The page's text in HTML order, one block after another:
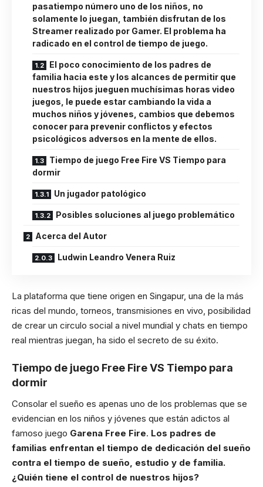
pasatiempo número uno de los niños, no
solamente lo juegan, también disfrutan de los
Streamer realizado por Gamer. El problema ha
radicado en el control de tiempo de juego.
El poco conocimiento de los padres de
familia hacia este y los alcances de permitir que
nuestros hijos jueguen muchísimas horas video
juegos, le puede estar cambiando la vida a
muchos niños y jóvenes, cambios que debemos
conocer para prevenir conflictos y efectos
psicológicos adversos en la mente de ellos.
Tiempo de juego Free Fire VS Tiempo para
dormir
Un jugador patológico
Posibles soluciones al juego problemático
Acerca del Autor
Ludwin Leandro Venera Ruiz
La plataforma que tiene origen en Singapur, una de la más
ricas del mundo, torneos, transmisiones en vivo, posibilidad
de crear un circulo social a nivel mundial y chats en tiempo
real mientras juegan, ha sido el secreto de su éxito.
Tiempo de juego Free Fire VS Tiempo para
dormir
Consolar el sueño es apenas uno de los problemas que se
evidencian en los niños y jóvenes que están adictos al
famoso juego Garena Free Fire. Los padres de
familias enfrentan el tiempo de dedicación del sueño
contra el tiempo de sueño, estudio y de familia.
¿Quién tiene el control de nuestros hijos?